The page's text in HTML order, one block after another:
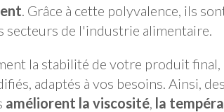
. Grâce à cette polyvalence, ils
secteurs de l'industrie alimentaire.
la stabilité de votre produit final,
adaptés à vos besoins. Ainsi, des
améliorent la viscosité la